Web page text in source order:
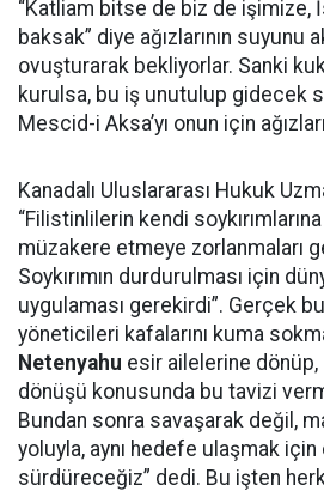
“Katliam bitse de biz de
baksak” diye ağızlarının suyunu
ovuşturarak bekliyorlar. Sanki
kurulsa, bu iş unutulup gidecek
Mescid-i Aksa’yı onun için
Kanadalı Uluslararası Hukuk
“Filistinlilerin kendi
müzakere etmeye zorlanmaları
Soykırımın durdurulması için
uygulaması gerekirdi”. Gerçek
yöneticileri kafalarını kuma
Netenyahu esir ailelerine dönüp,
dönüşü konusunda bu tavizi
Bundan sonra savaşarak değil,
yoluyla, aynı hedefe ulaşmak için
sürdüreceğiz” dedi. Bu işten